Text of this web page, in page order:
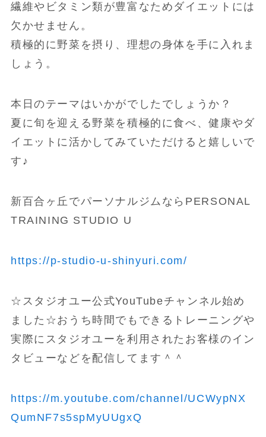
繊維やビタミン類が豊富なためダイエットには
欠かせません。
積極的に野菜を摂り、理想の身体を手に入れま
しょう。
本日のテーマはいかがでしたでしょうか？
夏に旬を迎える野菜を積極的に食べ、健康やダ
イエットに活かしてみていただけると嬉しいで
す♪
新百合ヶ丘でパーソナルジムならPERSONAL
TRAINING STUDIO U
https://p-studio-u-shinyuri.com/
☆スタジオユー公式YouTubeチャンネル始め
ました☆おうち時間でもできるトレーニングや
実際にスタジオユーを利用されたお客様のイン
タビューなどを配信してます＾＾
https://m.youtube.com/channel/UCWypNX
QumNF7s5spMyUUgxQ